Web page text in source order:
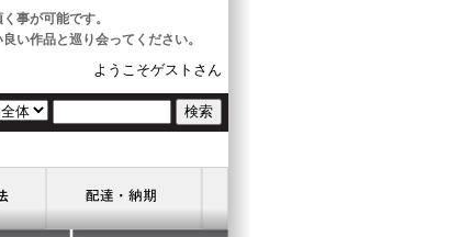
事が可能です。
い作品と巡り会ってください。
ようこそゲストさん